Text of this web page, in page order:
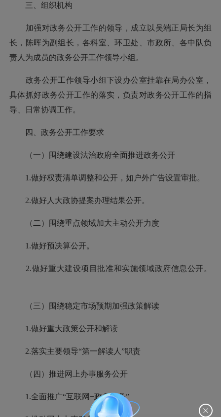
三、组织机构
加强对政务公开工作的领导，成立以吴端正局长为组
长，陈晖为副组长，各科室、环卫处、市政所、各中队负
责人为成员的政务公开工作领导小组。
政务公开工作领导小组下设办公室挂靠在局办公室，
具体抓好政务公开工作的落实，负责对政务公开工作的指
导、日常协调工作。
四、政务公开工作要求
（一）围绕建设法治政府全面推进政务公开
1.做好权责清单调整和公开，如户外广告设置审批。
2.做好人大政协提案办理结果公开。
（二）围绕重点领域加大主动公开力度
1.做好预决算公开。
2.做好重大建设项目批准和实施领域政府信息公开。
（三）围绕稳定市场预期加强政策解读
1.做好重大政策公开和解读
2.落实主要领导“第一解读人”职责
（四）推进网上办事服务公开
1.全面推广“互联网+政务服务”